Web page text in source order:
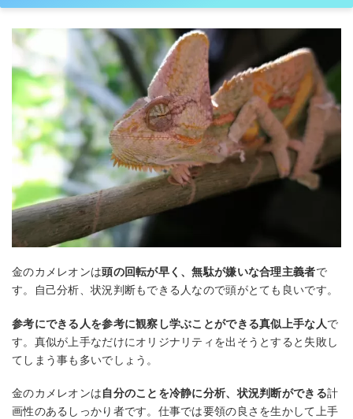
金のカメレオンは頭の回転が早く、無駄が嫌いな合理主義者で
す。自己分析、状況判断もできる人なので頭がとても良いです。
参考にできる人を参考に観察し学ぶことができる真似上手な人で
す。真似が上手なだけにオリジナリティを出そうとすると失敗し
てしまう事も多いでしょう。
金のカメレオンは自分のことを冷静に分析、状況判断ができる計
画性のあるしっかり者です。仕事では要領の良さを生かして上手